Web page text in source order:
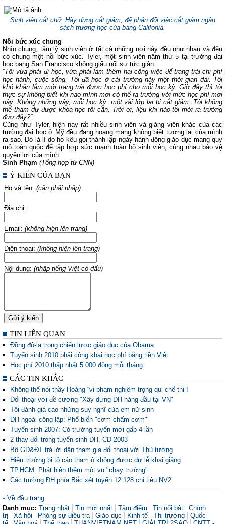
Sinh viên cắt chữ :Hãy dừng cắt giảm, để phản đối việc cắt giảm ngân
sách trường học của bang Califonia.
Nỗi bức xúc chung
Nhìn chung, tâm lý sinh viên ở tất cả những nơi này đều như nhau và đều
có chung một nỗi bức xúc. Tyler, một sinh viên năm thứ 5 tại trường đại
học bang San Francisco không giấu nổi sự tức giận:
“Tôi vừa phải đi học, vừa phải làm thêm hai công việc để trang trải chi phí
học hành, cuộc sống. Tôi đã học ở cái trường này một thời gian dài. Tôi
khó khăn lắm mới trang trải được học phí cho mỗi học kỳ. Giờ đây thì tôi
thực sự không biết khi nào mình mới có thể ra trường với mức học phí mới
này. Không những vậy, mỗi học kỳ, một vài lớp lại bị cắt giảm. Tôi không
thể tham dự được khóa học tôi cần. Trời ơi, liệu khi nào tôi mới ra trường
đượ đây?”.
Cũng như Tyler, hiện nay rất nhiều sinh viên và giảng viên khác của các
trường đại học ở Mỹ đều đang hoang mang không biết tương lai của mình
ra sao. Đó là lí do họ kêu gọi thành lập ngày hành động giáo dục mang quy
mô toàn quốc để tập hợp sức mạnh toàn bộ sinh viên, cùng nhau bảo vệ
quyền lợi của mình.
Sinh Phạm (Tổng hợp từ CNN)
Ý KIẾN CỦA BẠN
Họ và tên: (cần phải nhập)
Địa chỉ:
Email: (không hiện lên trang)
Điện thoại: (không hiện lên trang)
Nội dung: (nhập tiếng Việt có dấu)
TIN LIÊN QUAN
Đồng đô-la trong chiến lược giáo dục của Obama
Tuyển sinh 2010 phải công khai học phí bằng tiền Việt
Học phí 2010 thấp nhất 5.000 đồng mỗi tháng
CÁC TIN KHÁC
Không thể nói thầy Hoàng “vi phạm nghiêm trọng qui chế thi”!
Đối thoại với đề cương "Xây dựng ĐH hàng đầu tại VN"
Tôi đánh giá cao những suy nghĩ của em nữ sinh
ĐH ngoài công lập: Phổ biến "cơm chấm cơm"
Tuyển sinh 2007: Có trường tuyển mới gấp 4 lần
2 thay đổi trong tuyển sinh ĐH, CĐ 2003
Bộ GD&ĐT trả lời dân tham gia đối thoại với Thủ tướng
Hiệu trưởng bị tố cáo tham ô không được dự lễ khai giảng
TP.HCM: Phát hiện thêm một vụ "chạy trường"
Các trường ĐH phía Bắc xét tuyển 12.128 chỉ tiêu NV2
Về đầu trang
Danh mục: Trang nhất Tin mới nhất Tâm điểm Tin nổi bật
Chính
trị
Xã hội Phóng sự điều tra Giáo dục Kinh tế - Thị trường
Quốc